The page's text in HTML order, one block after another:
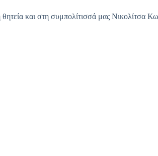
και στη συμπολίτισσά μας